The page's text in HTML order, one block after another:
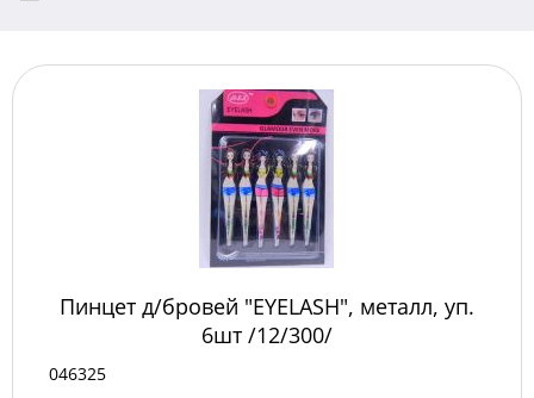
Пинцет д/бровей "EYELASH", металл, уп.
6шт /12/300/
046325